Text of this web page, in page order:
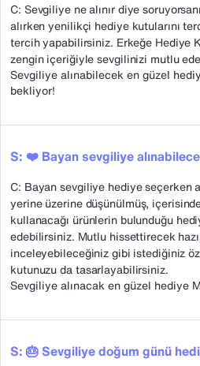
C: Sevgiliye ne alınır diye
alırken yenilikçi hediye kutularını
tercih yapabilirsiniz. Erkeğe Hediye
zengin içeriğiyle sevgilinizi mutlu
Sevgiliye alınabilecek en güzel
bekliyor!
S: ❤️ Bayan sevgiliye
C: Bayan sevgiliye hediye seçerken
yerine üzerine düşünülmüş,
kullanacağı ürünlerin bulunduğu
edebilirsiniz. Mutlu hissettirecek
inceleyebileceğiniz gibi istediğiniz
kutunuzu da tasarlayabilirsiniz.
Sevgiliye alınacak en güzel hediye
S: 🎂 Sevgiliye doğum günü